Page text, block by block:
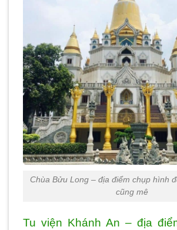
Chùa Bửu Long – địa điểm chụp hình
cũng mê
Tu viện Khánh An – địa